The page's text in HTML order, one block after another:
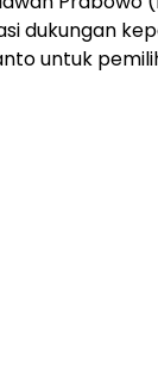
dukungan
untuk